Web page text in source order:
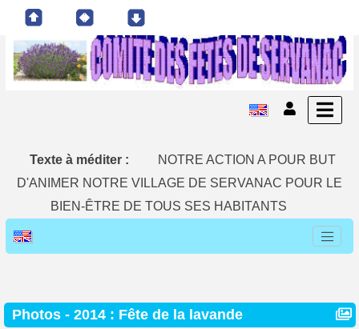
Texte à méditer :
NOTRE ACTION A POUR BUT
D'ANIMER NOTRE VILLAGE DE SERVANAC POUR LE
BIEN-ÊTRE DE TOUS SES HABITANTS
Photos - 2014 : Fête de la lavande